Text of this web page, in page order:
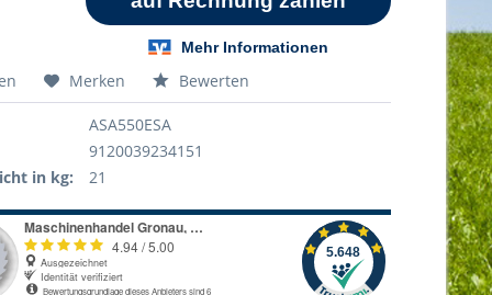
Merken Bewerten
ASA550ESA
9120039234151
in kg:
21